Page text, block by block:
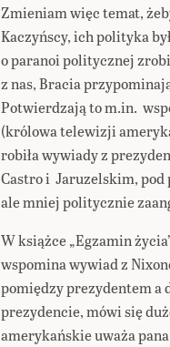
Zmieniam więc temat,
Kaczyńscy, ich polityka
o paranoi politycznej
z nas, Bracia
Potwierdzają to m.in.
(królowa telewizji
robiła wywiady z
Castro i Jaruzelskim, pod
ale mniej politycznie
W książce „Egzamin
wspomina wywiad z
pomiędzy prezydentem a
prezydencie, mówi się
amerykańskie uważa